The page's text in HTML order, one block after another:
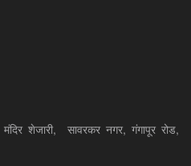
शेजारी, सावरकर नगर, गंगापूर रोड,